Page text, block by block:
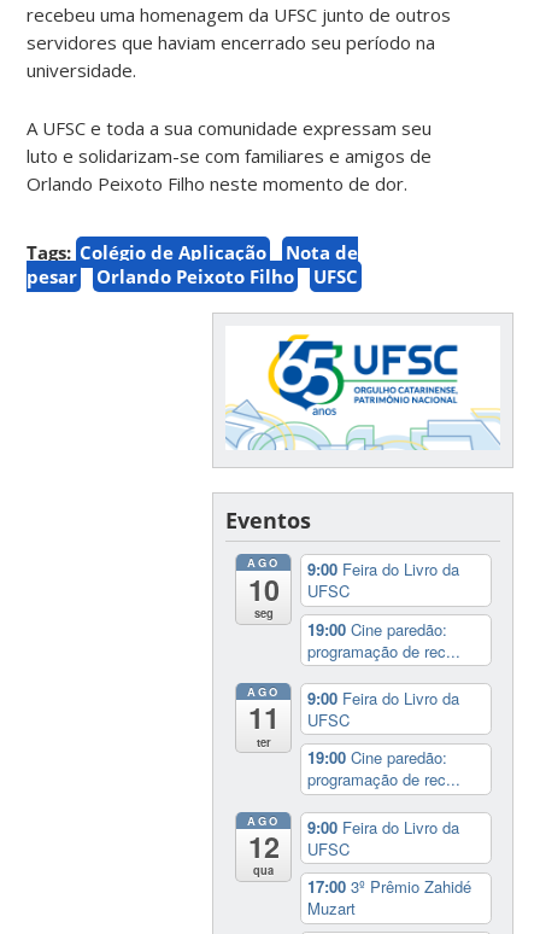
recebeu uma homenagem da UFSC junto de outros
servidores que haviam encerrado seu período na
universidade.
A UFSC e toda a sua comunidade expressam seu
luto e solidarizam-se com familiares e amigos de
Orlando Peixoto Filho neste momento de dor.
Tags: Colégio de Aplicação
Nota de
pesar
Orlando Peixoto Filho UFSC
Eventos
AGO
10
seg
9:00 Feira do Livro da
UFSC
19:00Cine paredão:
programação de rec...
AGO
11
ter
9:00 Feira do Livro da
UFSC
19:00Cine paredão:
programação de rec...
AGO
12
qua
9:00 Feira do Livro da
UFSC
17:003º Prêmio Zahidé
Muzart